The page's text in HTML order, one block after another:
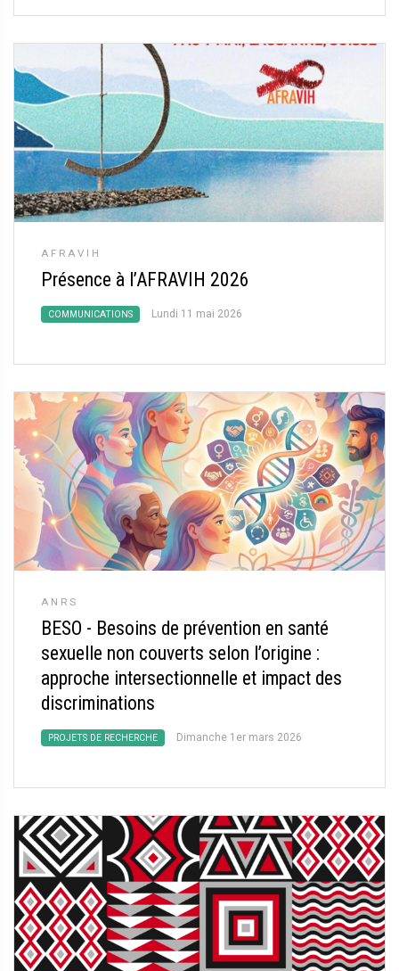
AFRAVIH
Présence à l’AFRAVIH 2026
COMMUNICATIONS Lundi 11 mai 2026
ANRS
BESO - Besoins de prévention en santé
sexuelle non couverts selon l’origine :
approche intersectionnelle et impact des
discriminations
PROJETS DE RECHERCHE Dimanche 1er mars 2026